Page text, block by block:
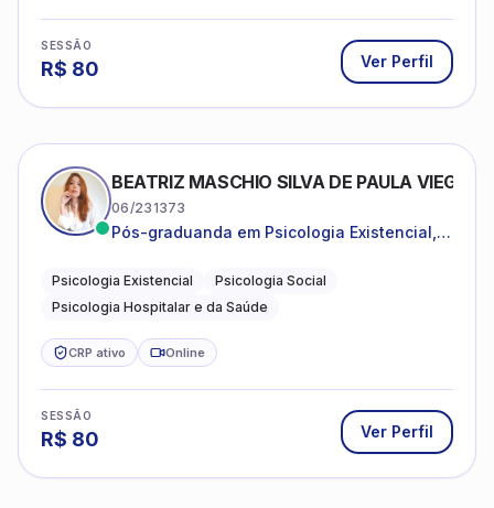
SESSÃO
R$ 80 Ver Perfil
BEATRIZ MASCHIO SILVA DE PAULA VIEGAS
06/231373
Pós-graduanda em Psicologia Existencial,
da Saúde.
Psicologia Existencial
Psicologia Social
Psicologia Hospitalar e da Saúde
CRP ativo Online
SESSÃO
R$ 80 Ver Perfil